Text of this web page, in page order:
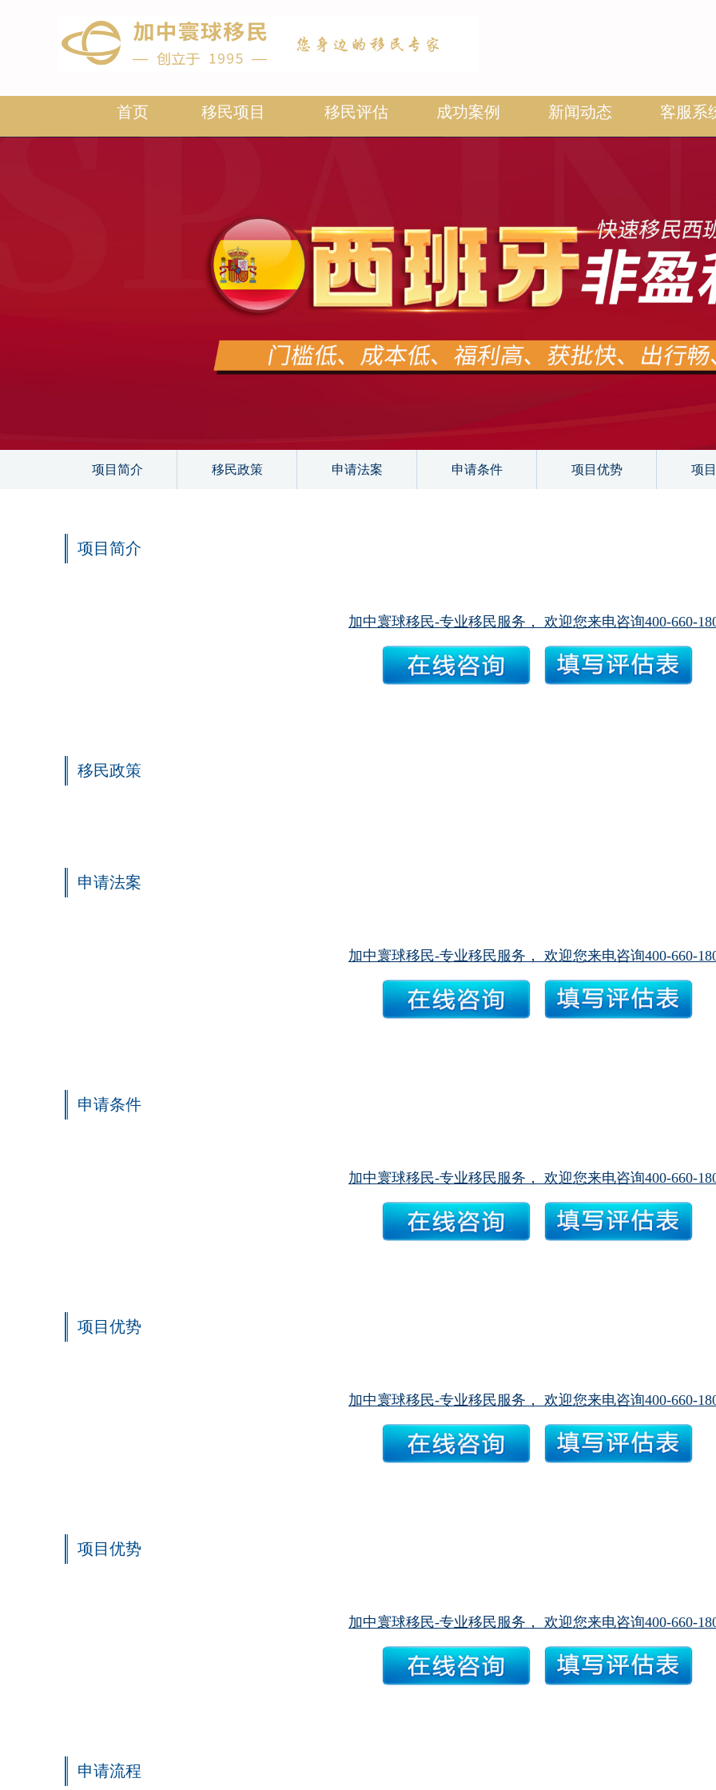
首页 移民项目 移民评估 成功案例 新闻动态 客服系
项目简介 移民政策 申请法案 申请条件 项目优势 项
项目简介
加中寰球移民-专业移民服务， 欢迎您来电咨询400-660-
移民政策
申请法案
加中寰球移民-专业移民服务， 欢迎您来电咨询400-660-
申请条件
加中寰球移民-专业移民服务， 欢迎您来电咨询400-660-
项目优势
加中寰球移民-专业移民服务， 欢迎您来电咨询400-660-
项目优势
加中寰球移民-专业移民服务， 欢迎您来电咨询400-660-
申请流程